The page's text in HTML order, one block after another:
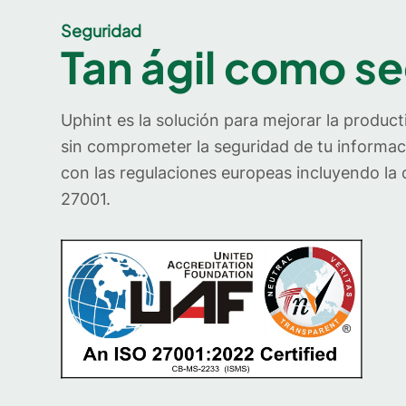
Seguridad
Tan ágil como
Uphint es la solución para mejorar la
sin comprometer la seguridad de tu
con las regulaciones europeas incluyendo la
27001.